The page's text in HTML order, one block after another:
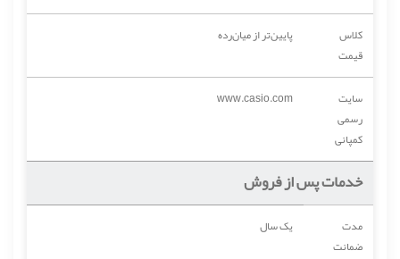
کلاس
قیمت
پایین‌تر از میان‌رده
سایت
رسمی
کمپانی
www.casio.com
خدمات پس از فروش
مدت
ضمانت
یک سال